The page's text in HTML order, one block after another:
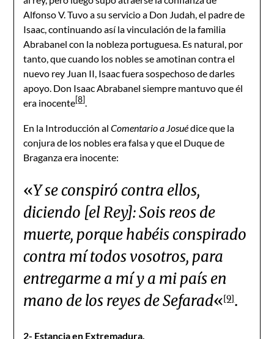
Alfonso V. Tuvo a su servicio a Don Judah, el padre de
Isaac, continuando así la vinculación de la familia
Abrabanel con la nobleza portuguesa. Es natural, por
tanto, que cuando los nobles se amotinan contra el
nuevo rey Juan II, Isaac fuera sospechoso de darles
apoyo. Don Isaac Abrabanel siempre mantuvo que él
era inocente[8].
En la Introducción alComentario a Josuédice que la
conjura de los nobles era falsa y que el Duque de
Braganza era inocente:
«Y se conspiró contra ellos,
diciendo [el Rey]: Sois reos de
muerte, porque habéis conspirado
contra mí todos vosotros, para
entregarme a mí y a mi país en
mano de los reyes de Sefarad«[9].
2- Estancia en Extremadura.